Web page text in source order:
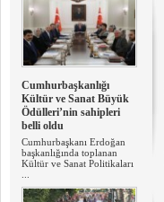
Cumhurbaşkanlığı
Kültür ve Sanat Büyük
Ödülleri’nin sahipleri
belli oldu
Cumhurbaşkanı Erdoğan
başkanlığında toplanan
Kültür ve Sanat Politikaları